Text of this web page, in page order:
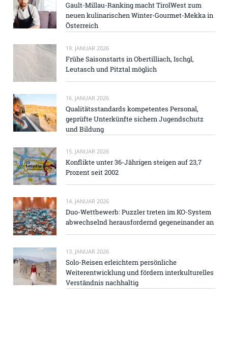
Gault-Millau-Ranking macht TirolWest zum
neuen kulinarischen Winter-Gourmet-Mekka in
Österreich
19. JANUAR 2026
Frühe Saisonstarts in Obertilliach, Ischgl,
Leutasch und Pitztal möglich
16. JANUAR 2026
Qualitätsstandards kompetentes Personal,
geprüfte Unterkünfte sichern Jugendschutz
und Bildung
15. JANUAR 2026
Konflikte unter 36-Jährigen steigen auf 23,7
Prozent seit 2002
14. JANUAR 2026
Duo-Wettbewerb: Puzzler treten im KO-System
abwechselnd herausfordernd gegeneinander an
13. JANUAR 2026
Solo-Reisen erleichtern persönliche
Weiterentwicklung und fördern interkulturelles
Verständnis nachhaltig